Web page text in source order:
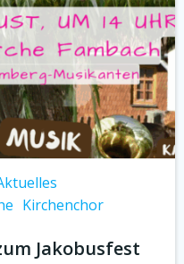
Kirchenchor
Jakobusfest